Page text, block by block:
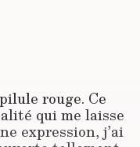
rouge. Ce
qui me laisse
expression, j’ai